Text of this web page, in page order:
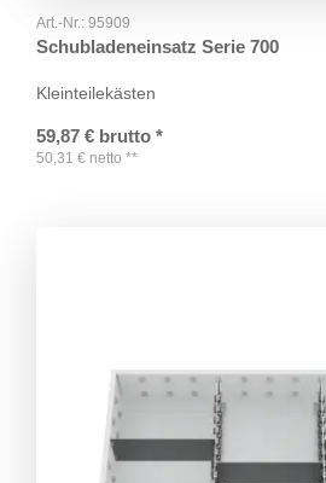
Art.-Nr.: 95909
Schubladeneinsatz Serie 700
Kleinteilekästen
59,87 € brutto *
50,31 € netto **